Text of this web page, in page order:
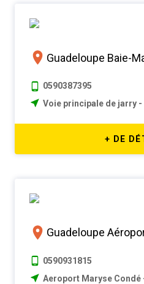
Guadeloupe Baie-
0590387395
Voie principale de jarry -
+ DE
Guadeloupe
0590931815
Aeroport Maryse Condé